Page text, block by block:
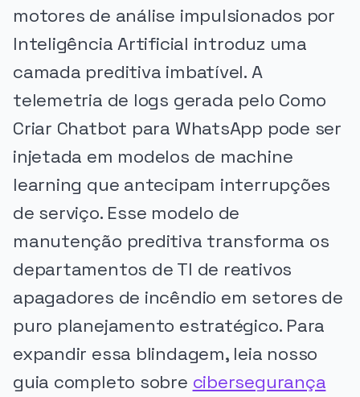
motores de análise impulsionados por
Inteligência Artificial introduz uma
camada preditiva imbatível. A
telemetria de logs gerada pelo Como
Criar Chatbot para WhatsApp pode ser
injetada em modelos de machine
learning que antecipam interrupções
de serviço. Esse modelo de
manutenção preditiva transforma os
departamentos de TI de reativos
apagadores de incêndio em setores de
puro planejamento estratégico. Para
expandir essa blindagem, leia nosso
guia completo sobre cibersegurança